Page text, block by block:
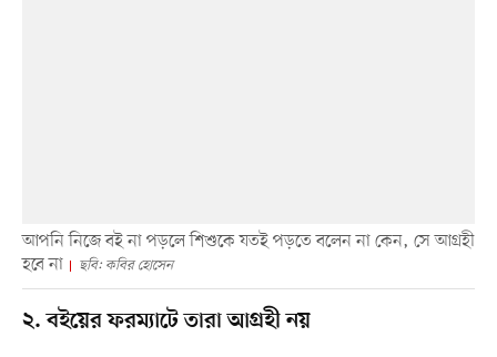
আপনি নিজে বই না পড়লে শিশুকে যতই পড়তে বলেন না কেন, সে আগ্রহী
হবে না
ছবি: কবির হোসেন
২. বইয়ের ফরম‌্যাটে তারা আগ্রহী নয়